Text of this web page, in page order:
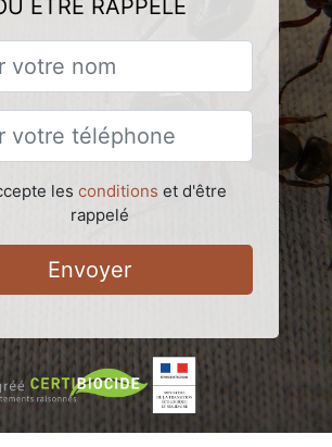
ÊTRE RAPPELÉ
les conditions et d'être
rappelé
Envoyer